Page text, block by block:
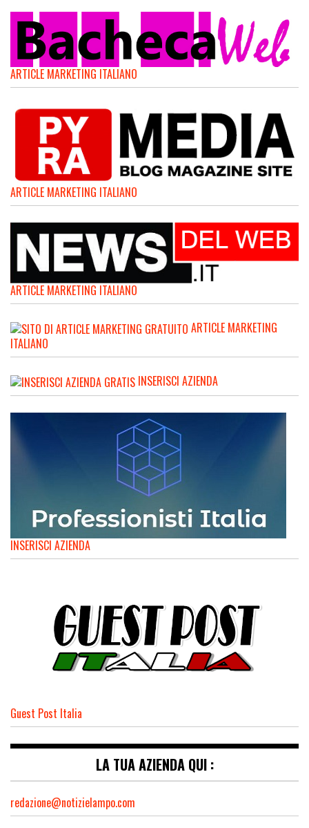
ARTICLE MARKETING ITALIANO
ARTICLE MARKETING ITALIANO
ARTICLE MARKETING ITALIANO
ARTICLE MARKETING
ITALIANO
INSERISCI AZIENDA
INSERISCI AZIENDA
Guest Post Italia
LA TUA AZIENDA QUI :
redazione@notizielampo.com